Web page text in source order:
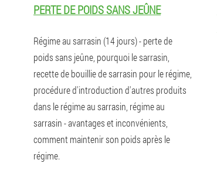
PERTE DE POIDS SANS JEÛNE
Régime au sarrasin (14 jours) - perte de
poids sans jeûne, pourquoi le sarrasin,
recette de bouillie de sarrasin pour le régime,
procédure d'introduction d'autres produits
dans le régime au sarrasin, régime au
sarrasin - avantages et inconvénients,
comment maintenir son poids après le
régime.